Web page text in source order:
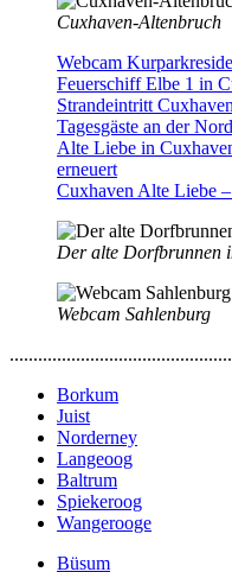
Cuxhaven-Altenbruch
Webcam
Feuerschiff Elbe 1 in
Strandeintritt
Tagesgäste an der
Alte Liebe in
erneuert
Cuxhaven Alte Liebe
Der alte Dorfbrunnen
Webcam Sahlenburg
Borkum
Juist
Norderney
Langeoog
Baltrum
Spiekeroog
Wangerooge
Büsum